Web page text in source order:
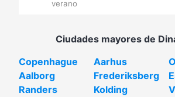
verano
Ciudades mayores de
Copenhague
Aarhus
Aalborg
Frederiksberg
Randers
Kolding